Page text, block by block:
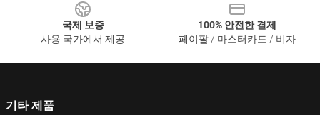
국제 보증
사용 국가에서 제공
100% 안전한 결제
페이팔 / 마스터카드 / 비자
기타 제품